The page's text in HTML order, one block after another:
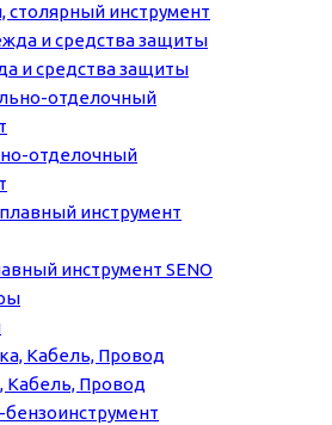
столярный инструмент
и средства защиты
отделочный
инструмент SENO
Кабель, Провод